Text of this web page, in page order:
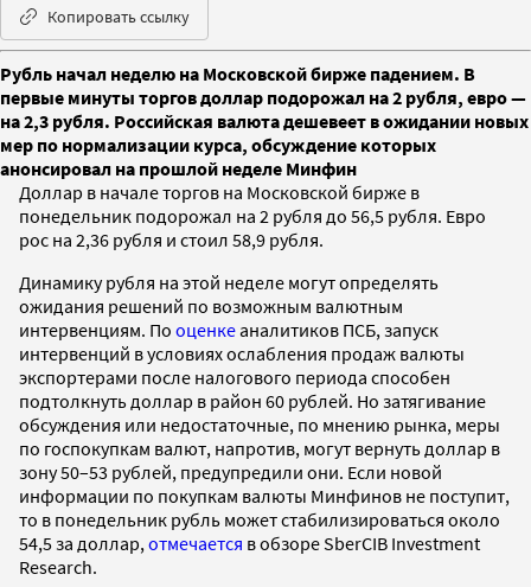
Копировать ссылку
Рубль начал неделю на Московской бирже падением. В
первые минуты торгов доллар подорожал на 2 рубля, евро —
на 2,3 рубля. Российская валюта дешевеет в ожидании новых
мер по нормализации курса, обсуждение которых
анонсировал на прошлой неделе Минфин
Доллар в начале торгов на Московской бирже в
понедельник подорожал на 2 рубля до 56,5 рубля. Евро
рос на 2,36 рубля и стоил 58,9 рубля.
Динамику рубля на этой неделе могут определять
ожидания решений по возможным валютным
интервенциям. По оценкеаналитиков ПСБ, запуск
интервенций в условиях ослабления продаж валюты
экспортерами после налогового периода способен
подтолкнуть доллар в район 60 рублей. Но затягивание
обсуждения или недостаточные, по мнению рынка, меры
по госпокупкам валют, напротив, могут вернуть доллар в
зону 50–53 рублей, предупредили они. Если новой
информации по покупкам валюты Минфинов не поступит,
то в понедельник рубль может стабилизироваться около
54,5 за доллар, отмечается в обзоре SberCIB Investment
Research.